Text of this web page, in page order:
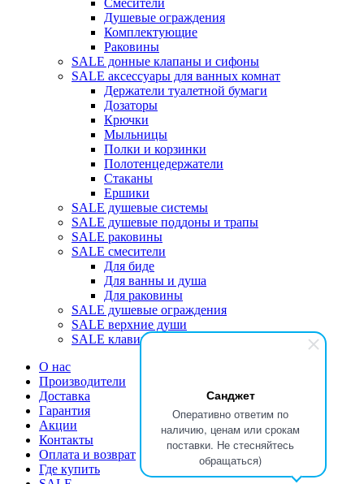
Санджет
Оперативно ответим по
наличию, ценам или срокам
поставки. Не стесняйтесь
обращаться)
Смесители
Душевые ограждения
Комплектующие
Раковины
SALE донные клапаны и сифоны
SALE аксессуары для ванных комнат
Держатели туалетной бумаги
Дозаторы
Крючки
Мыльницы
Полки и корзинки
Полотенцедержатели
Стаканы
Ершики
SALE душевые системы
SALE душевые поддоны и трапы
SALE раковины
SALE смесители
Для биде
Для ванны и душа
Для раковины
SALE душевые ограждения
SALE верхние души
SALE клавиши
О нас
Производители
Доставка
Гарантия
Акции
Контакты
Оплата и возврат
Где купить